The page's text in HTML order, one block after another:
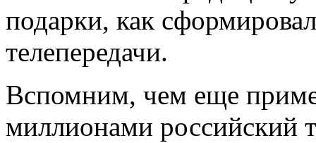
подарки, как
телепередачи.
Вспомним, чем еще
миллионами российский